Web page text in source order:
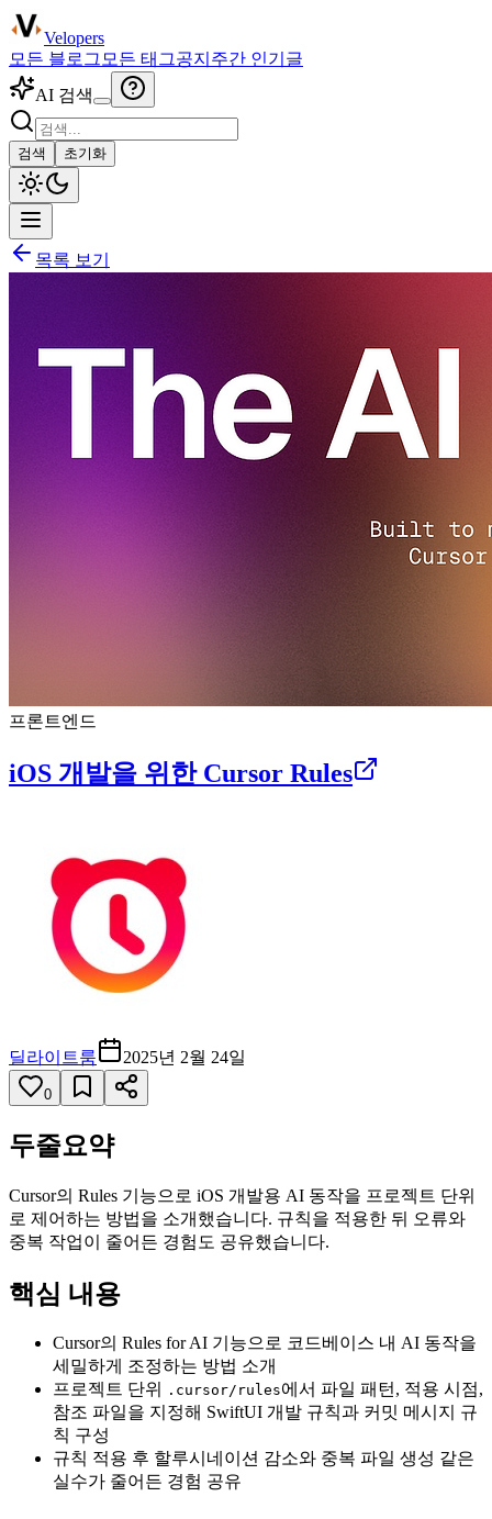
Velopers
모든 블로그 모든 태그공지 주간 인기글
AI 검색
검색 초기화
목록 보기
프론트엔드
iOS 개발을 위한 Cursor Rules
딜라이트룸 2025년 2월 24일
0
두줄요약
Cursor의 Rules 기능으로 iOS 개발용 AI 동작을 프로젝트 단위
로 제어하는 방법을 소개했습니다. 규칙을 적용한 뒤 오류와
중복 작업이 줄어든 경험도 공유했습니다.
핵심 내용
Cursor의 Rules for AI 기능으로 코드베이스 내 AI 동작을
세밀하게 조정하는 방법 소개
프로젝트 단위
.cursor/rules에서 파일 패턴, 적용 시점,
참조 파일을 지정해 SwiftUI 개발 규칙과 커밋 메시지 규
칙 구성
규칙 적용 후 할루시네이션 감소와 중복 파일 생성 같은
실수가 줄어든 경험 공유